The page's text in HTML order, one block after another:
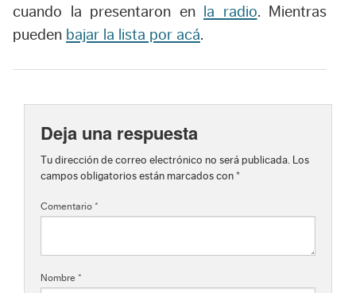
cuando la presentaron en
la radio. Mientras
pueden bajar la lista por acá.
Deja una respuesta
Tu dirección de correo electrónico no será publicada.
Los
campos obligatorios están marcados con *
Comentario *
Nombre *